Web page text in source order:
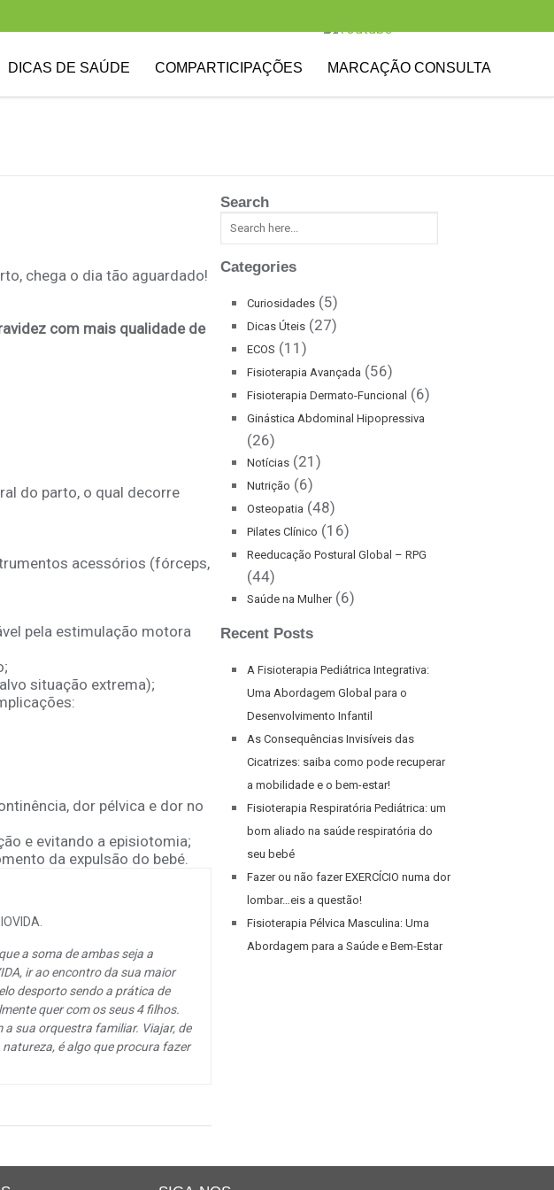
DICAS DE SAÚDE COMPARTICIPAÇÕES MARCAÇÃO CONSULTA
chega o dia tão aguardado!
com mais qualidade de
do parto, o qual decorre
acessórios (fórceps,
pela estimulação motora
situação extrema);
dor pélvica e dor no
e evitando a episiotomia;
da expulsão do bebé.
a soma de ambas seja a
ir ao encontro da sua maior
desporto sendo a prática de
quer com os seus 4 filhos.
sua orquestra familiar. Viajar, de
é algo que procura fazer
Search
Categories
Curiosidades(5)
Dicas Úteis(27)
ECOS (11)
Fisioterapia Avançada (56)
Fisioterapia Dermato-Funcional (6)
Ginástica Abdominal Hipopressiva
(26)
Notícias(21)
Nutrição (6)
Osteopatia (48)
Pilates Clínico (16)
Reeducação Postural Global – RPG
(44)
Saúde na Mulher(6)
Recent Posts
A Fisioterapia Pediátrica Integrativa:
Uma Abordagem Global para o
Desenvolvimento Infantil
As Consequências Invisíveis das
Cicatrizes: saiba como pode recuperar
a mobilidade e o bem-estar!
Fisioterapia Respiratória Pediátrica: um
bom aliado na saúde respiratória do
seu bebé
Fazer ou não fazer EXERCÍCIO numa dor
lombar…eis a questão!
Fisioterapia Pélvica Masculina: Uma
Abordagem para a Saúde e Bem-Estar